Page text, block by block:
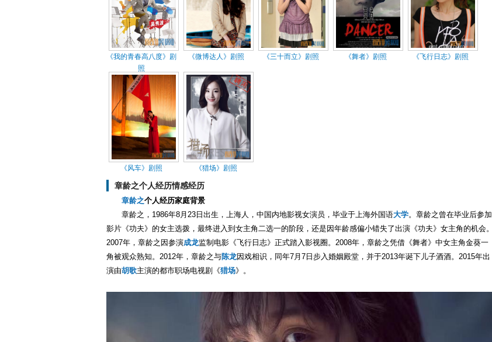
《我的青春高八度》剧
照
《微博达人》剧照 《三十而立》剧照 《舞者》剧照 《飞行日志》剧照
《风车》剧照 《猎场》剧照
章龄之个人经历情感经历
章龄之个人经历家庭背景
章龄之，1986年8月23日出生，上海人，中国内地影视女演员，毕业于上海外国语大学。章龄之曾在毕业后参加
影片《功夫》的女主选拨，最终进入到女主角二选一的阶段，还是因年龄感偏小错失了出演《功夫》女主角的机会。
2007年，章龄之因参演成龙监制电影《飞行日志》正式踏入影视圈。2008年，章龄之凭借《舞者》中女主角金葵一
角被观众熟知。2012年，章龄之与陈龙因戏相识，同年7月7日步入婚姻殿堂，并于2013年诞下儿子酒酒。2015年出
演由胡歌主演的都市职场电视剧《猎场》。